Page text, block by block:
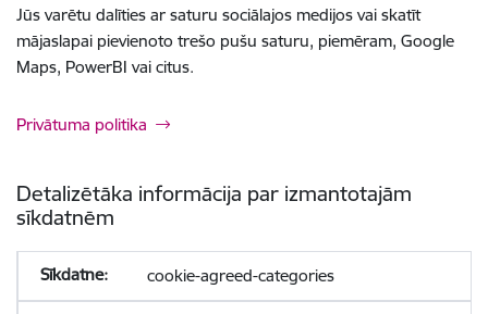
Jūs varētu dalīties ar saturu sociālajos medijos vai skatīt
mājaslapai pievienoto trešo pušu saturu, piemēram, Google
Maps, PowerBI vai citus.
Privātuma politika
Detalizētāka informācija par izmantotajām
sīkdatnēm
cookie-agreed-categories